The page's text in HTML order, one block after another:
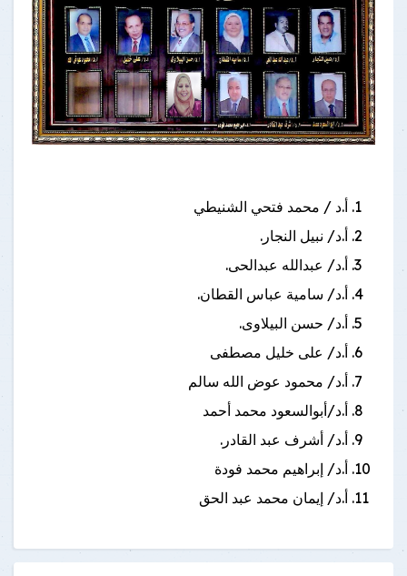
أ.د / محمد فتحي الشنيطي
أ.د/ نبيل النجار.
أ.د/ عبدالله عبدالحى.
أ.د/ سامية عباس القطان.
أ.د/ حسن البيلاوى.
أ.د/ على خليل مصطفى
أ.د/ محمود عوض الله سالم
أ.د/أبوالسعود محمد أحمد
أ.د/ أشرف عبد القادر.
أ.د/ إبراهيم محمد فودة
أ.د/ إيمان محمد عبد الحق